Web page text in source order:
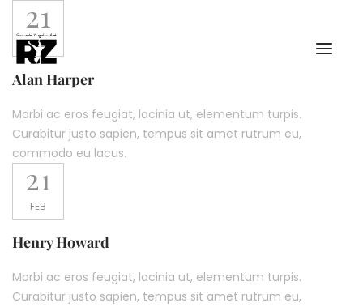
21
FEB
Alan Harper​
Morbi ac eros feugiat, lacinia ut, elementum turpis.
Curabitur justo sapien, tempus sit amet rutrum eu,
commodo eu lacus.
21
FEB
Henry Howard
Morbi ac eros feugiat, lacinia ut, elementum turpis.
Curabitur justo sapien, tempus sit amet rutrum eu,